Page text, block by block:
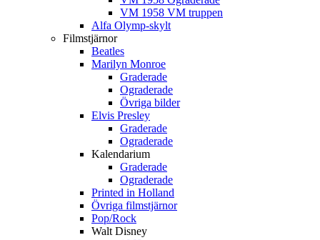
VM 1958 VM truppen
Alfa Olymp-skylt
Filmstjärnor
Beatles
Marilyn Monroe
Graderade
Ograderade
Övriga bilder
Elvis Presley
Graderade
Ograderade
Kalendarium
Graderade
Ograderade
Printed in Holland
Övriga filmstjärnor
Pop/Rock
Walt Disney